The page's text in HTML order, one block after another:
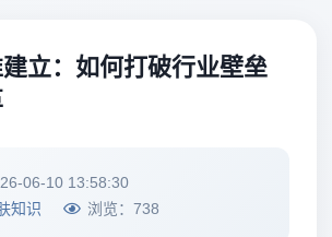
立：如何打破行业壁垒
06-10 13:58:30
知识 浏览： 738